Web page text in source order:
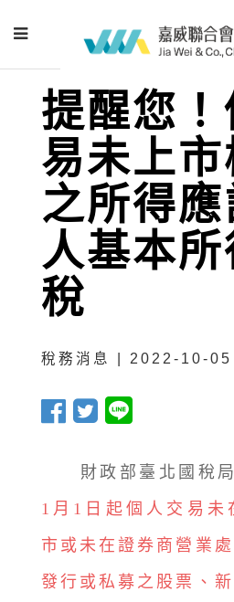
提醒您
易未上
之所得應
人基本
稅
稅務消息 | 2022-10-05
財政部臺北國稅局
1月1日起個人交易未
市或未在證券商營業
發行或私募之股票、